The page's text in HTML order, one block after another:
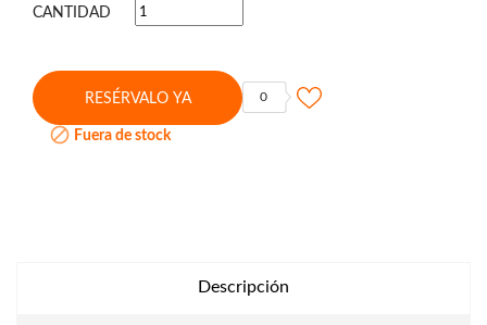
CANTIDAD
RESÉRVALO YA 0
 Fuera de stock
Descripción